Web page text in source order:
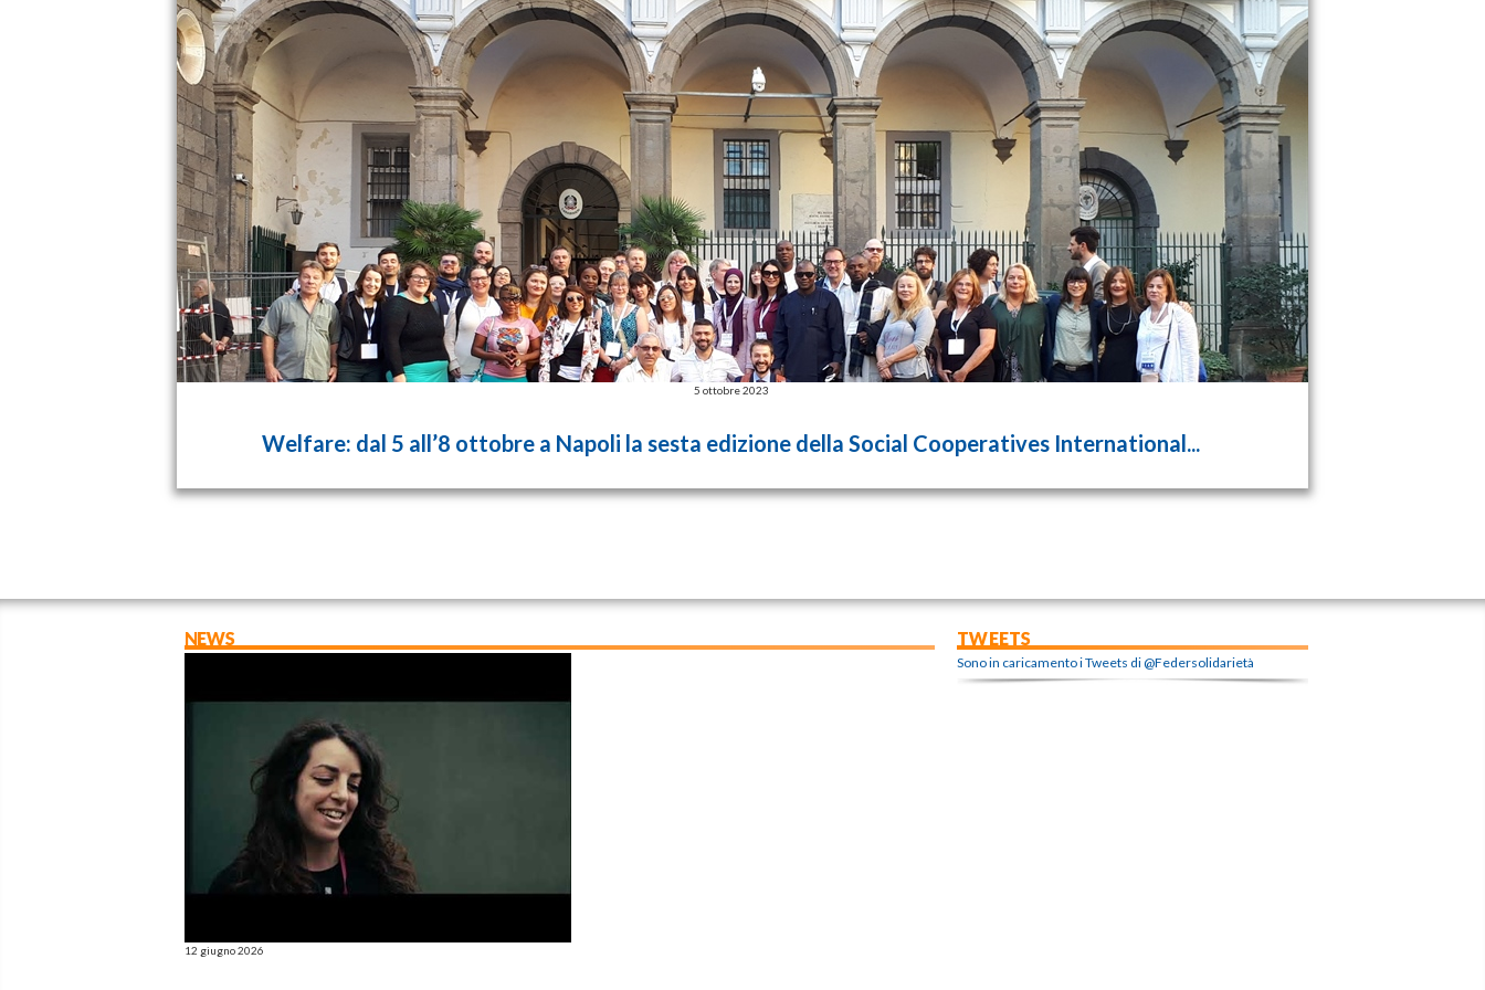
5 ottobre 2023
Welfare: dal 5 all’8 ottobre a Napoli la sesta edizione della Social Cooperatives International...
NEWS
12 giugno 2026
TWEETS
Sono in caricamento i Tweets di @Federsolidarietà